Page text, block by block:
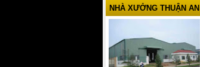
NHÀ XƯỞNG THUẬN AN